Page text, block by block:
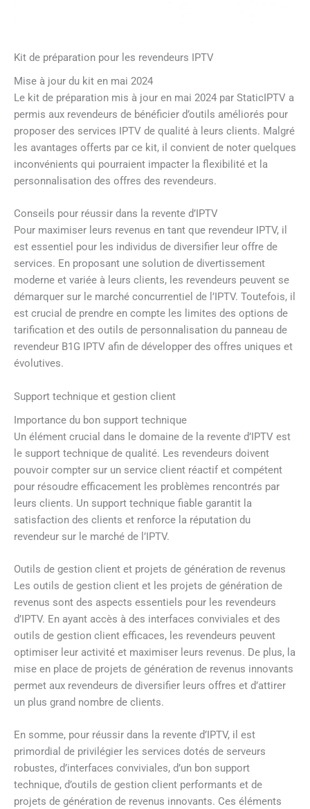
Kit de préparation pour les revendeurs IPTV
Mise à jour du kit en mai 2024
Le kit de préparation mis à jour en mai 2024 par StaticIPTV a
permis aux revendeurs de bénéficier d’outils améliorés pour
proposer des services IPTV de qualité à leurs clients. Malgré
les avantages offerts par ce kit, il convient de noter quelques
inconvénients qui pourraient impacter la flexibilité et la
personnalisation des offres des revendeurs.
Conseils pour réussir dans la revente d’IPTV
Pour maximiser leurs revenus en tant que revendeur IPTV, il
est essentiel pour les individus de diversifier leur offre de
services. En proposant une solution de divertissement
moderne et variée à leurs clients, les revendeurs peuvent se
démarquer sur le marché concurrentiel de l’IPTV. Toutefois, il
est crucial de prendre en compte les limites des options de
tarification et des outils de personnalisation du panneau de
revendeur B1G IPTV afin de développer des offres uniques et
évolutives.
Support technique et gestion client
Importance du bon support technique
Un élément crucial dans le domaine de la revente d’IPTV est
le support technique de qualité. Les revendeurs doivent
pouvoir compter sur un service client réactif et compétent
pour résoudre efficacement les problèmes rencontrés par
leurs clients. Un support technique fiable garantit la
satisfaction des clients et renforce la réputation du
revendeur sur le marché de l’IPTV.
Outils de gestion client et projets de génération de revenus
Les outils de gestion client et les projets de génération de
revenus sont des aspects essentiels pour les revendeurs
d’IPTV. En ayant accès à des interfaces conviviales et des
outils de gestion client efficaces, les revendeurs peuvent
optimiser leur activité et maximiser leurs revenus. De plus, la
mise en place de projets de génération de revenus innovants
permet aux revendeurs de diversifier leurs offres et d’attirer
un plus grand nombre de clients.
En somme, pour réussir dans la revente d’IPTV, il est
primordial de privilégier les services dotés de serveurs
robustes, d’interfaces conviviales, d’un bon support
technique, d’outils de gestion client performants et de
projets de génération de revenus innovants. Ces éléments